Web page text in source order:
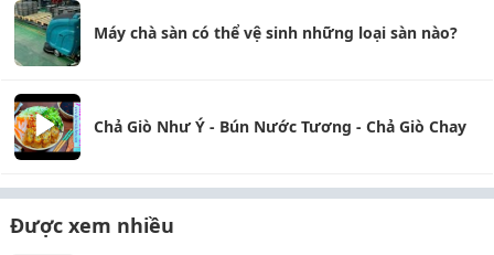
Máy chà sàn có thể vệ sinh những loại sàn nào?
Chả Giò Như Ý - Bún Nước Tương - Chả Giò Chay
Được xem nhiều